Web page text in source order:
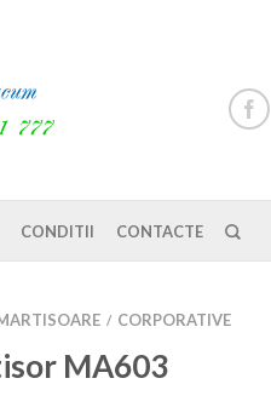
CONDITII CONTACTE
/ CORPORATIVE
MA603